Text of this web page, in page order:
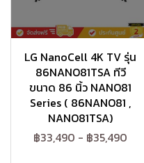
LG NanoCell 4K TV รุ่น
86NANO81TSA ทีวี
ขนาด 86 นิ้ว NANO81
Series ( 86NANO81 ,
NANO81TSA)
฿33,490 - ฿35,490